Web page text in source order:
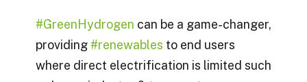
#GreenHydrogen can be a game-changer,
providing #renewables to end users
where direct electrification is limited such